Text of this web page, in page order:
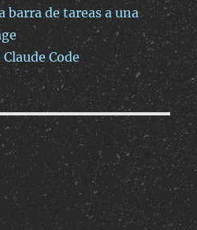
barra de tareas a una
Code